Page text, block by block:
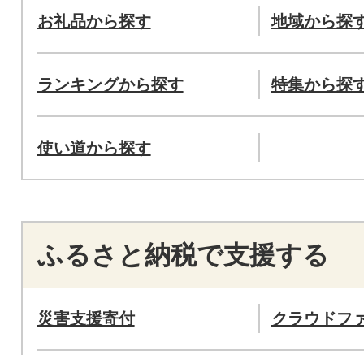
お礼品から探す 地域から探
ランキングから探す 特集から探
使い道から探す
ふるさと納税で支援する
災害支援寄付 クラウドフ